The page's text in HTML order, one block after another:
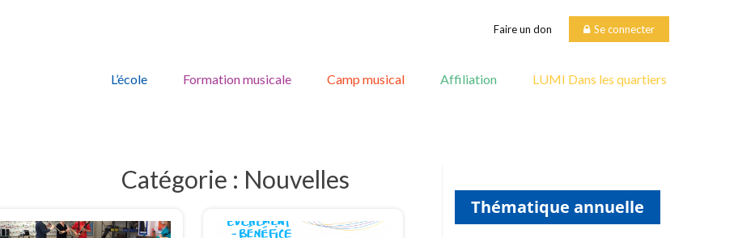
Faire un don Se connecter
content
L’école Formation musicale Camp musical Affiliation LUMI Dans les quartiers
Catégorie : Nouvelles
Thématique annuelle